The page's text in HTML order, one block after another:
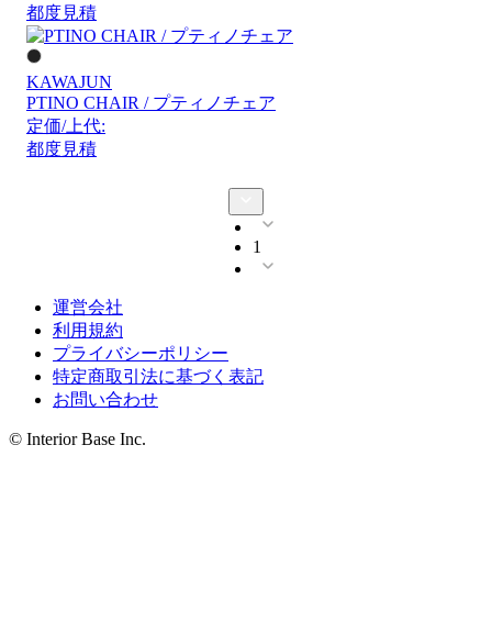
都度見積
KAWAJUN
PTINO CHAIR / プティノチェア
定価/上代:
都度見積
1
運営会社
利用規約
プライバシーポリシー
特定商取引法に基づく表記
お問い合わせ
© Interior Base Inc.